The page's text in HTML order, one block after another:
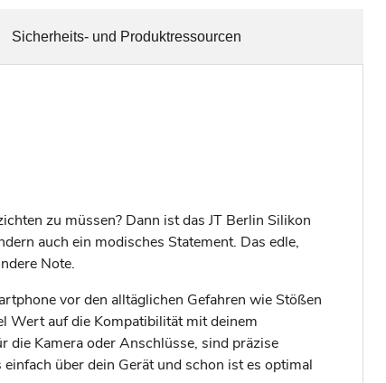
zu müssen? Dann ist das JT Berlin Silikon
auch ein modisches Statement. Das edle,
Note.
vor den alltäglichen Gefahren wie Stößen
Wert auf die Kompatibilität mit deinem
die Kamera oder Anschlüsse, sind präzise
über dein Gerät und schon ist es optimal
Sicherheits- und Produktressourcen